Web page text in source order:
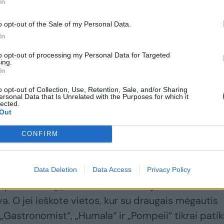
opt-out of the Sale of my Personal Data.
opt-out of processing my Personal Data for Targeted
opt-out of Collection, Use, Retention, Sale, and/or Sharing
Data that Is Unrelated with the Purposes for which it
CONFIRM
Data Deletion Data Access Privacy Policy
patirtis, kurios pamalonins jūsų skonio
yra dar daugiau priežasčių atrasti šio miesto
regionui atitenka garbingas Estijos maisto
įdomių maisto renginių ir, žinoma,
vietos maisto tradicijas ir kultūrą.
yra įvairūs ir siūlo patirti įspūdžių bet kuriuo
pusryčiais „Werner“ ar „Kohvipaus“,
Till“ arba suplanuokite ypatingą vakarienę
su artimaisiais, aplankykite „Karlova
parduotuvę „Mandel“, kur laukia jauki atmosfera,
O jei ieškote vietos, kur su draugais mėgautis
„Humala“ ir „Pompeii“ tikrai